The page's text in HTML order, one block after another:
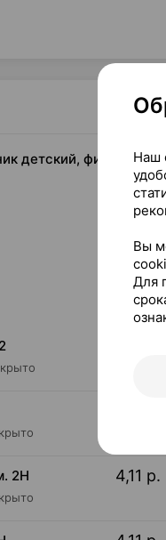
детский, фильтр-
2Н 4,11 р.
Наш
Вы
Для